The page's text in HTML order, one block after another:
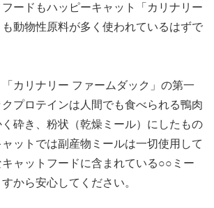
ードもハッピーキャット「カリナリー
動物性原料が多く使われているはずで
カリナリー ファームダック」の第一
プロテインは人間でも食べられる鴨肉
砕き、粉状（乾燥ミール）にしたもの
ットでは副産物ミールは一切使用して
ャットフードに含まれている○○ミー
から安心してください。